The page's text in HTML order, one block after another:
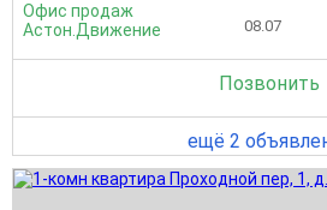
Офис продаж
Астон.Движение
08.07
Позвонить
ещё 2